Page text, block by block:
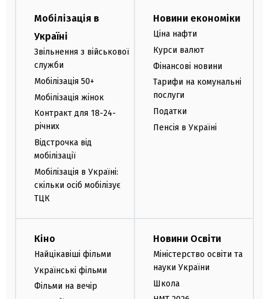
Мобілізація в
Україні
Звільнення з військової
служби
Мобілізація 50+
Мобілізація жінок
Контракт для 18-24-
річних
Відстрочка від
мобілізації
Мобілізація в Україні:
скільки осіб мобілізує
ТЦК
Новини економіки
Ціна нафти
Курси валют
Фінансові новини
Тарифи на комунальні
послуги
Податки
Пенсія в Україні
Кіно
Найцікавіші фільми
Українські фільми
Фільми на вечір
Новини Освіти
Міністерство освіти та
науки України
Школа